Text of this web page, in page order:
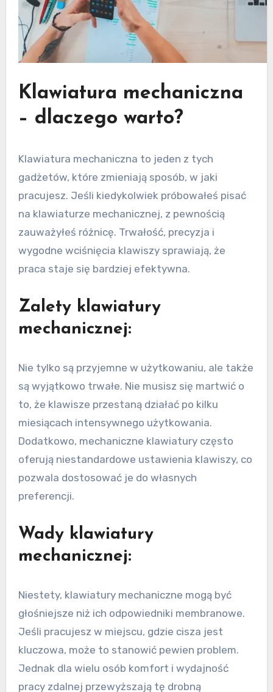
Klawiatura mechaniczna
– dlaczego warto?
Klawiatura mechaniczna to jeden z tych
gadżetów, które zmieniają sposób, w jaki
pracujesz. Jeśli kiedykolwiek próbowałeś pisać
na klawiaturze mechanicznej, z pewnością
zauważyłeś różnicę. Trwałość, precyzja i
wygodne wciśnięcia klawiszy sprawiają, że
praca staje się bardziej efektywna.
Zalety klawiatury
mechanicznej:
Nie tylko są przyjemne w użytkowaniu, ale także
są wyjątkowo trwałe. Nie musisz się martwić o
to, że klawisze przestaną działać po kilku
miesiącach intensywnego użytkowania.
Dodatkowo, mechaniczne klawiatury często
oferują niestandardowe ustawienia klawiszy, co
pozwala dostosować je do własnych
preferencji.
Wady klawiatury
mechanicznej:
Niestety, klawiatury mechaniczne mogą być
głośniejsze niż ich odpowiedniki membranowe.
Jeśli pracujesz w miejscu, gdzie cisza jest
kluczowa, może to stanowić pewien problem.
Jednak dla wielu osób komfort i wydajność
pracy zdalnej przewyższają tę drobną